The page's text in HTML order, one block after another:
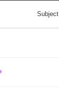
Subject